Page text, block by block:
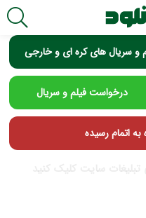
و سریال های کره ای و خارجی
درخواست فیلم و سریال
اتمام رسیده
تبلیغات سایت کلیک کنید